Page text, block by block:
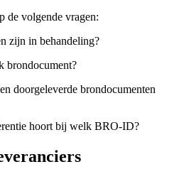
de volgende vragen:
zijn in behandeling?
brondocument?
doorgeleverde brondocumenten
hoort bij welk BRO-ID?